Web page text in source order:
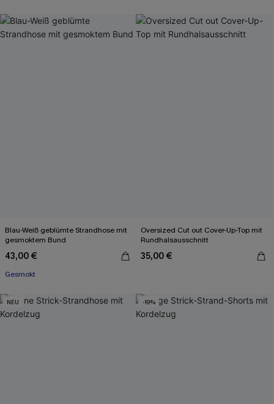
Blau-Weiß geblümte Strandhose mit
gesmoktem Bund
43,00 €
Gesmokt
Oversized Cut out Cover-Up-Top mit
Rundhalsausschnitt
35,00 €
NEU -19%